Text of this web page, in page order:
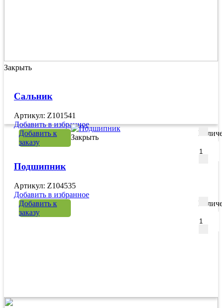
Закрыть
Сальник
Артикул: Z101541
Добавить в избранное
Добавить к
заказу
Закрыть
Подшипник
Артикул: Z104535
Добавить в избранное
Добавить к
заказу